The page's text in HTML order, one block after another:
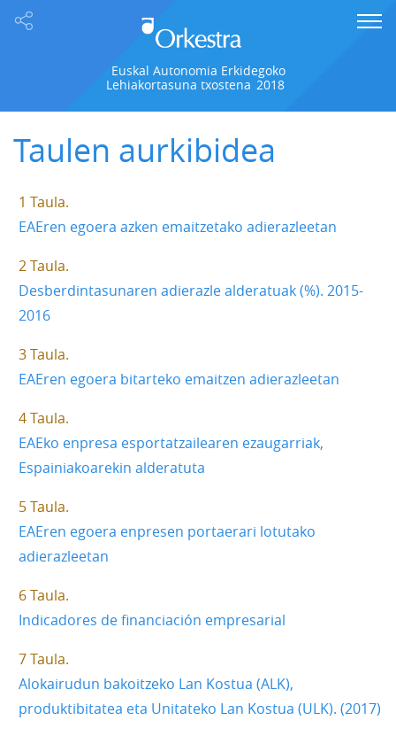
Euskal Autonomia Erkidegoko
Lehiakortasuna txostena 2018
Taulen aurkibidea
1 Taula
EAEren egoera azken emaitzetako adierazleetan
2 Taula
Desberdintasunaren adierazle alderatuak (%). 2015-
2016
3 Taula
EAEren egoera bitarteko emaitzen adierazleetan
4 Taula
EAEko enpresa esportatzailearen ezaugarriak,
Espainiakoarekin alderatuta
5 Taula
EAEren egoera enpresen portaerari lotutako
adierazleetan
6 Taula
Indicadores de financiación empresarial
7 Taula
Alokairudun bakoitzeko Lan Kostua (ALK),
produktibitatea eta Unitateko Lan Kostua (ULK). (2017)